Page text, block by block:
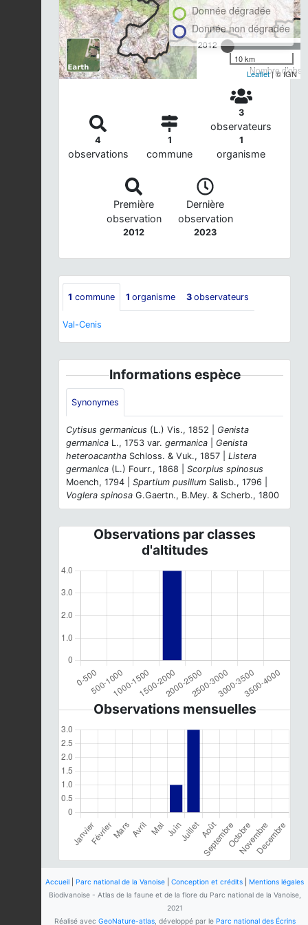
2012
Nombre
Donnée dégradée
Donnée non dégradée
10 km
Leaflet| © IGN
4
observations
1
commune
3
observateurs
1
organisme
Première
observation
2012
Dernière
observation
2023
1 commune 1 organisme 3 observateurs
Val-Cenis
Informations espèce
Synonymes
Cytisus germanicus (L.) Vis., 1852 | Genista
germanica L., 1753 var. germanica
Genista
heteroacantha Schloss. & Vuk., 1857 | Listera
germanica (L.) Fourr., 1868 | Scorpius spinosus
Moench, 1794 | Spartium pusillum Salisb., 1796 |
Voglera spinosa G.Gaertn., B.Mey. & Scherb., 1800
Observations par classes
d'altitudes
Observations mensuelles
Accueil Parc national de la Vanoise Conception et crédits
Mentions légales
Biodivanoise - Atlas de la faune et de la flore du Parc national de la Vanoise,
2021
Réalisé avec GeoNature-atlas, développé par le Parc national des Écrins